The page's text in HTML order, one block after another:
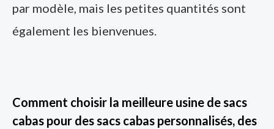
par modèle, mais les petites quantités sont
également les bienvenues.
Comment choisir la meilleure usine de sacs
cabas pour des sacs cabas personnalisés, des